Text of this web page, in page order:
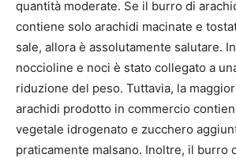
quantità moderate. Se il burro di
contiene solo arachidi macinate e
sale, allora è assolutamente salutare.
noccioline e noci è stato collegato a
riduzione del peso. Tuttavia, la
arachidi prodotto in commercio
vegetale idrogenato e zucchero
praticamente malsano. Inoltre, il burro